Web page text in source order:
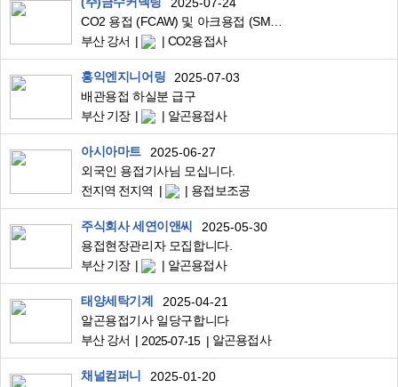
부산 강서
CO2용접사
홍익엔지니어링
2025-07-03
배관용접 하실분 급구
부산 기장
알곤용접사
아시아마트
2025-06-27
외국인 용접기사님 모십니다.
전지역 전지역
용접보조공
주식회사 세연이앤씨
2025-05-30
용접현장관리자 모집합니다.
부산 기장
알곤용접사
태양세탁기계
2025-04-21
알곤용접기사 일당구합니다
부산 강서
2025-07-15 알곤용접사
채널컴퍼니
2025-01-20